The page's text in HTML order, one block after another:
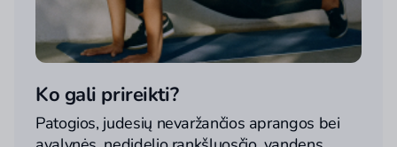
Ko gali prireikti?
Patogios, judesių nevaržančios aprangos bei